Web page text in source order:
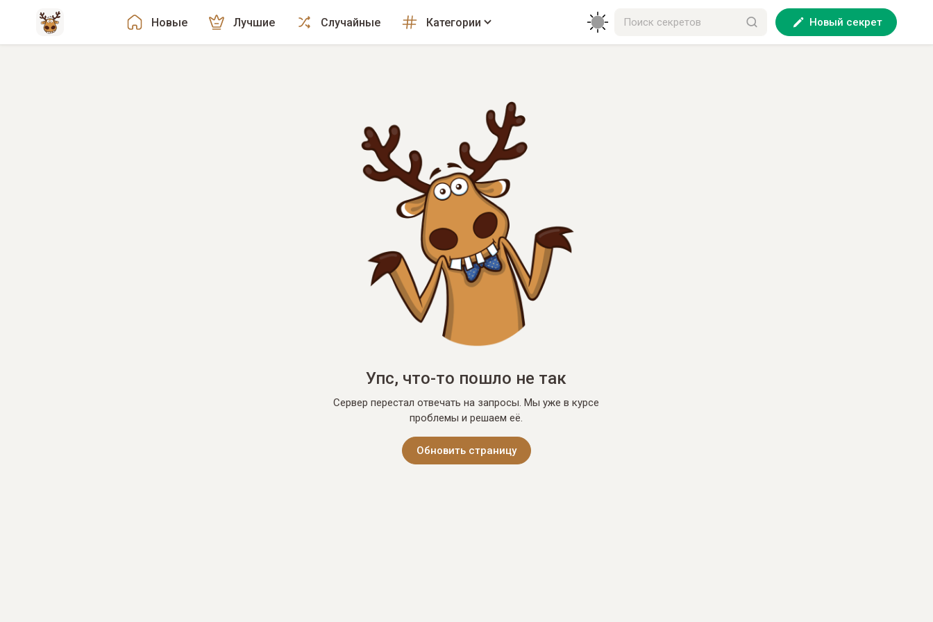
Новые Лучшие Случайные Категории Новый секрет
Упс, что-то пошло не так
Сервер перестал отвечать на запросы. Мы уже в курсе
проблемы и решаем её.
Обновить страницу